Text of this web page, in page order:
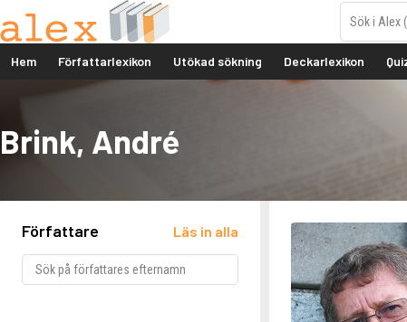
Hem Författarlexikon Utökad sökning Deckarlexikon
Brink, André
Författare Läs in alla